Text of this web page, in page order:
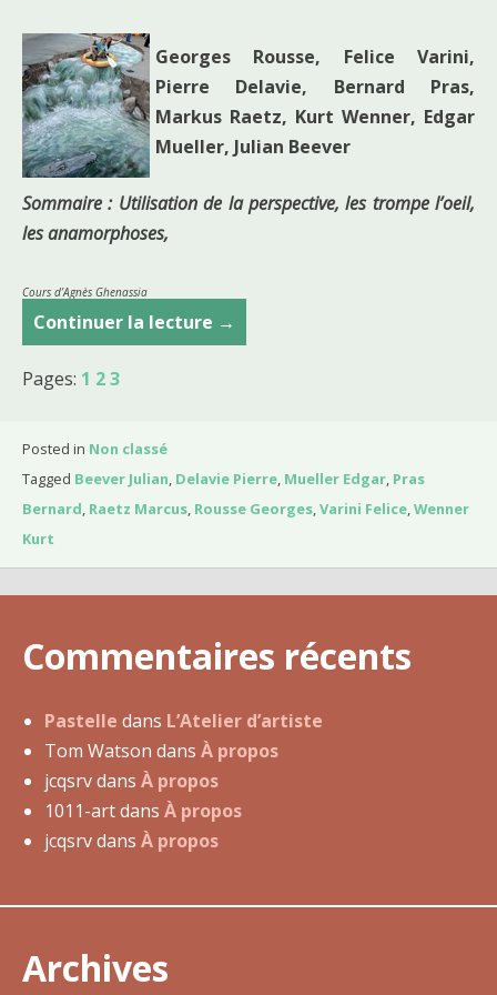
Georges Rousse, Felice Varini,
Pierre Delavie, Bernard Pras,
Markus Raetz, Kurt Wenner, Edgar
Mueller, Julian Beever
Sommaire : Utilisation de la perspective, les trompe l’oeil,
les anamorphoses,
Cours d’Agnès Ghenassia
Continuer la lecture C
o
d
u
4
m
i
0
1
→
Pages: 1 23
Posted in Non classé
Tagged Beever Julian, Delavie Pierre, Mueller Edgar, Pras
Bernard, Raetz Marcus, Rousse Georges,Varini Felice,Wenner
Kurt
Commentaires récents
Pastelle dans L’Atelier d’artiste
Tom Watson dans À propos
jcqsrvdans À propos
1011-artdans À propos
jcqsrvdans À propos
Archives